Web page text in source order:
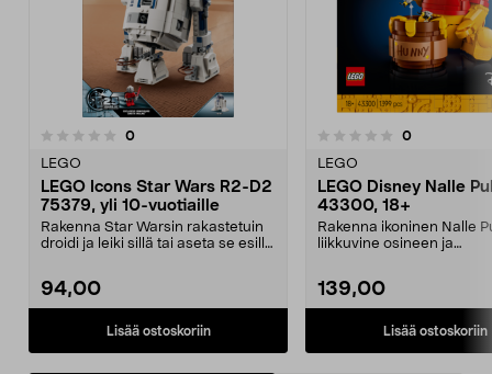
0arvostelut
LEGO
LEGO Icons Star Wars R2-D2
75379, yli 10-vuotiaille
Rakenna Star Warsin rakastetuin
droidi ja leiki sillä tai aseta se esille
94,00
Lisää ostoskoriin
0.0 viidestä
0arvostelut
LEGO
LEGO Disney Nalle
43300, 18+
Rakenna ikoninen Nalle
liikkuvine osineen ja
139,00
Lisää ostoskoriin
0.0 viidestä